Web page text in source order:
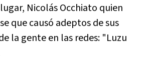
Nicolás Occhiato quien
que causó adeptos de sus
la gente en las redes: "Luzu